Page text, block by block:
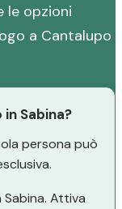
le opzioni
a Cantalupo
Sabina?
persona può
Attiva